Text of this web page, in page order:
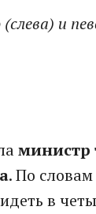
и
министр
. По
в